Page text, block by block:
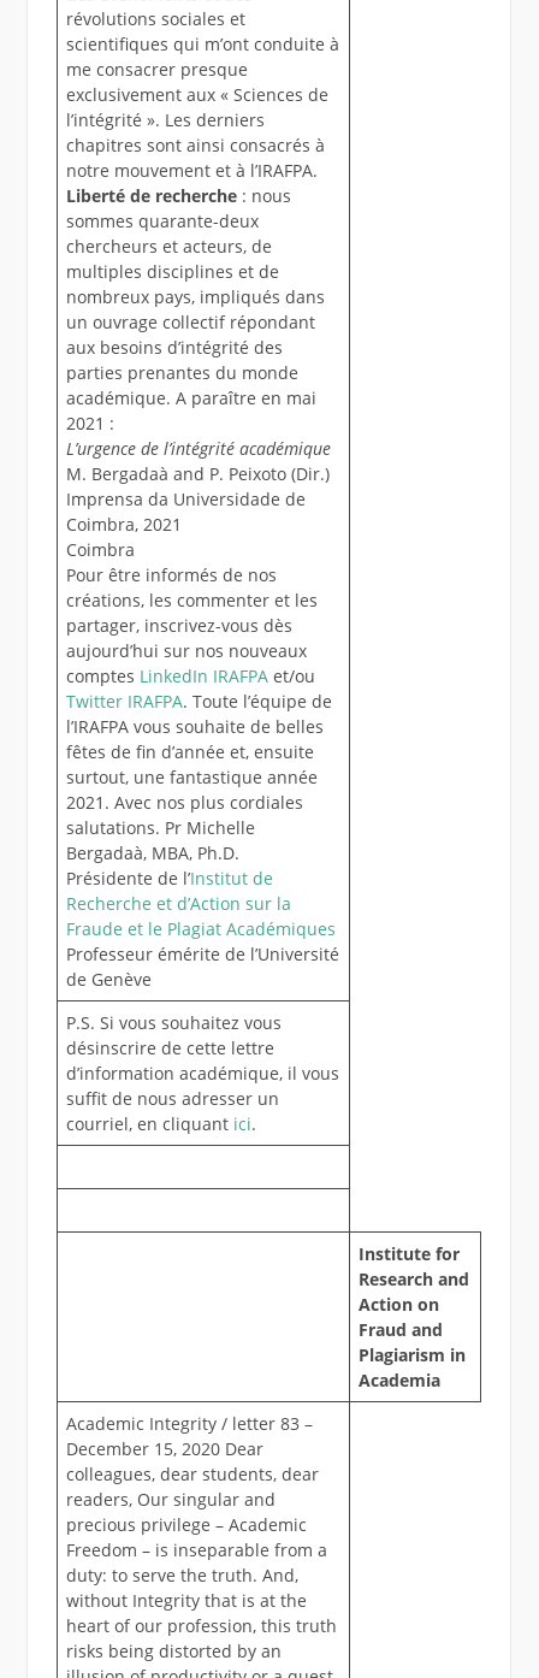
révolutions sociales et
scientifiques qui m’ont conduite à
me consacrer presque
exclusivement aux « Sciences de
l’intégrité ». Les derniers
chapitres sont ainsi consacrés à
notre mouvement et à l’IRAFPA.
Liberté de recherche: nous
sommes quarante-deux
chercheurs et acteurs, de
multiples disciplines et de
nombreux pays, impliqués dans
un ouvrage collectif répondant
aux besoins d’intégrité des
parties prenantes du monde
académique. A paraître en mai
2021 :
L’urgence de l’intégrité académique
M. Bergadaà and P. Peixoto (Dir.)
Imprensa da Universidade de
Coimbra, 2021
Coimbra
Pour être informés de nos
créations, les commenter et les
partager, inscrivez-vous dès
aujourd’hui sur nos nouveaux
comptes LinkedIn IRAFPAet/ou
Twitter IRAFPA. Toute l’équipe de
l’IRAFPA vous souhaite de belles
fêtes de fin d’année et, ensuite
surtout, une fantastique année
2021. Avec nos plus cordiales
salutations. Pr Michelle
Bergadaà, MBA, Ph.D.
Présidente de l’Institut de
Recherche et d’Action sur la
Fraude et le Plagiat Académiques
Professeur émérite de l’Université
de Genève
P.S. Si vous souhaitez vous
désinscrire de cette lettre
d’information académique, il vous
suffit de nous adresser un
courriel, en cliquant ici.
Institute for
Research and
Action on
Fraud and
Plagiarism in
Academia
Academic Integrity / letter 83 –
December 15, 2020 Dear
colleagues, dear students, dear
readers, Our singular and
precious privilege – Academic
Freedom – is inseparable from a
duty: to serve the truth. And,
without Integrity that is at the
heart of our profession, this truth
risks being distorted by an